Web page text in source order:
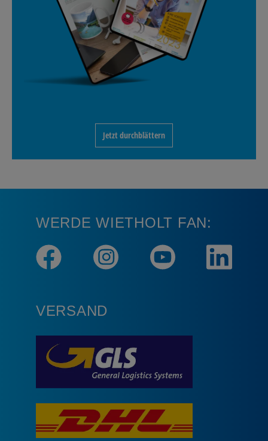
Jetzt durchblättern
WERDE WIETHOLT FAN:
VERSAND